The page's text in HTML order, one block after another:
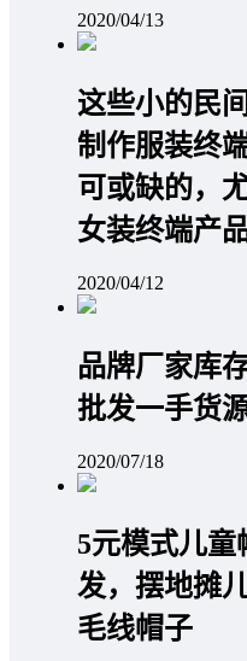
2020/04/13
这些小的民
制作服装终
可或缺的，
女装终端产品
2020/04/12
品牌厂家库
批发一手货
2020/07/18
5元模式儿童
发，摆地摊
毛线帽子